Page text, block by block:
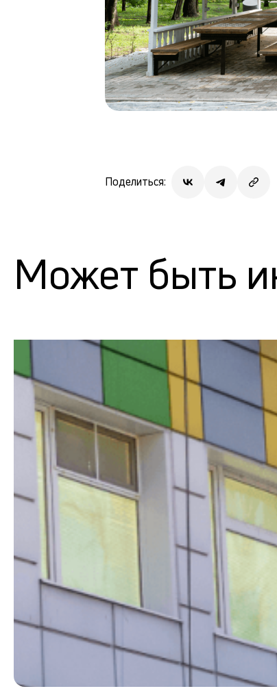
Поделиться:
Может быть